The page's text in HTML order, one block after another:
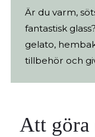
Är du varm,
fantastisk
gelato,
tillbehör och
Att göra